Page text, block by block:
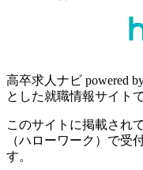
高卒求人ナビ powered
とした就職情報サイトで
このサイトに掲載され
（ハローワーク）で受
す。